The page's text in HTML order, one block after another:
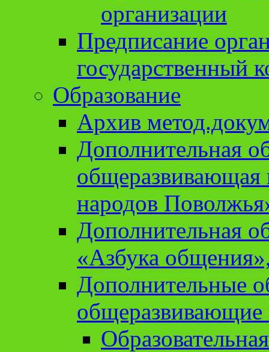
организации
Предписание
государственный
Образование
Архив
Дополнительная
народов
Дополнительная
«Азбука
Дополнительные